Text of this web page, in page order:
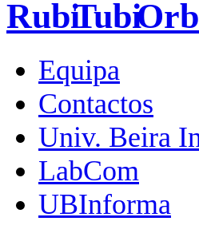
Equipa
Contactos
Univ. Beira
LabCom
UBInforma